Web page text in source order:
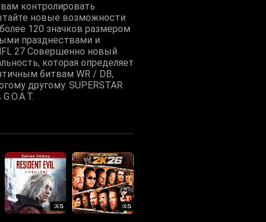
контролировать
новые возможности
120 значков размером
празднествами и
27 Совершенно новый
которая определяет
битвам WR / DB,
другому. SUPERSTAR